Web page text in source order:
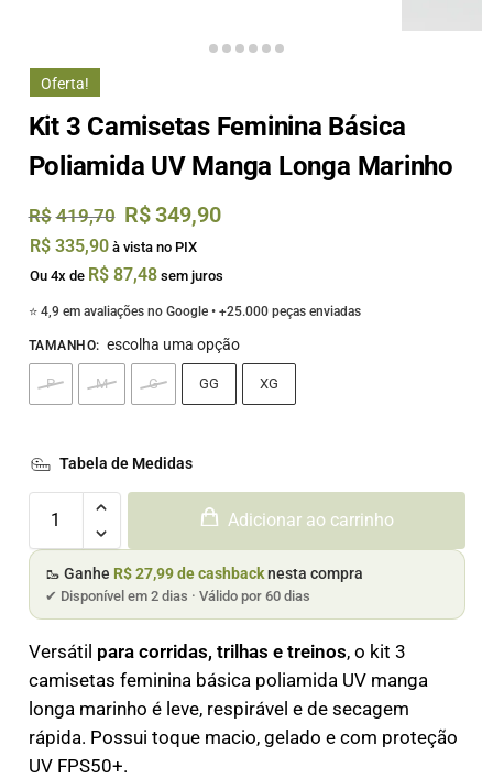
Oferta!
Kit 3 Camisetas Feminina Básica
Poliamida UV Manga Longa Marinho
R$ 419,70 R$349,90
R$ 335,90à vista no PIX
Ou 4x de R$ 87,48sem juros
⭐ 4,9 em avaliações no Google • +25.000 peças enviadas
TAMANHO: escolha uma opção
P M G GG XG
Tabela de Medidas
Adicionar ao carrinho
🥾 Ganhe R$ 27,99 de cashbacknesta compra
✔ Disponível em 2 dias · Válido por 60 dias
Versátil para corridas, trilhas e treinos, o kit 3
camisetas feminina básica poliamida UV manga
longa marinho é leve, respirável e de secagem
rápida. Possui toque macio, gelado e com proteção
UV FPS50+.